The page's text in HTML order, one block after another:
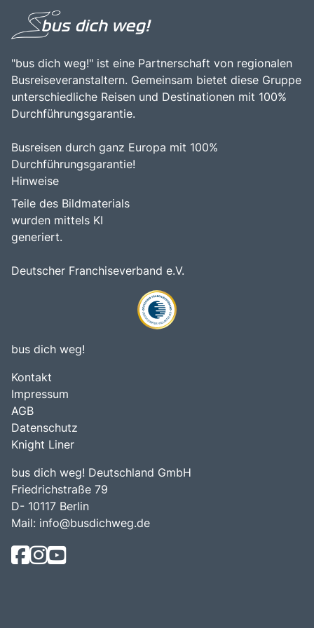
kombiniert mit der Möglichkeit, die faszinierende Kultur
und die Schönheit der fränkischen Landschaft hautnah zu
Erlebnis für alle, die diese beeindruckende Destination
erkunden möchten.
"bus dich weg!" ist eine Partnerschaft von regionalen
Busreiseveranstaltern. Gemeinsam bietet diese Gruppe
unterschiedliche Reisen und Destinationen mit 100%
Durchführungsgarantie.
Busreisen durch ganz Europa mit 100%
Durchführungsgarantie!
Hinweise
Teile des Bildmaterials
wurden mittels KI
generiert.
Deutscher Franchiseverband e.V.
bus dich weg!
Kontakt
Impressum
AGB
Datenschutz
Knight Liner
bus dich weg! Deutschland GmbH
Friedrichstraße 79
D- 10117 Berlin
Mail: info@busdichweg.de